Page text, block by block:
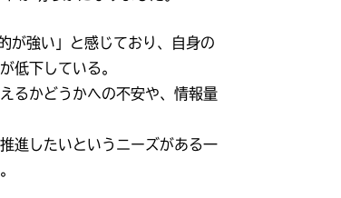
が強い」と感じており、自身の
低下している。
るかどうかへの不安や、情報量
進したいというニーズがある一